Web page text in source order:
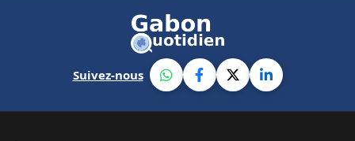
Suivez-nous